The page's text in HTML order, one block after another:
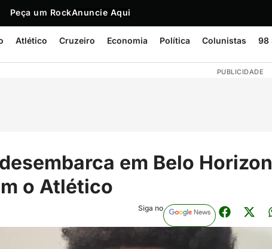
Peça um RockAnuncie Aqui
Atlético Cruzeiro Economia Política Colunistas 98
PUBLICIDADE
em Belo
o Atlético
Siga no